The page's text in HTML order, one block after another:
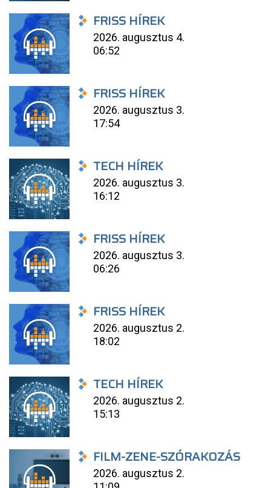
FRISS HÍREK
2026. augusztus 4.
06:52
FRISS HÍREK
2026. augusztus 3.
17:54
TECH HÍREK
2026. augusztus 3.
16:12
FRISS HÍREK
2026. augusztus 3.
06:26
FRISS HÍREK
2026. augusztus 2.
18:02
TECH HÍREK
2026. augusztus 2.
15:13
FILM-ZENE-SZÓRAKOZÁS
2026. augusztus 2.